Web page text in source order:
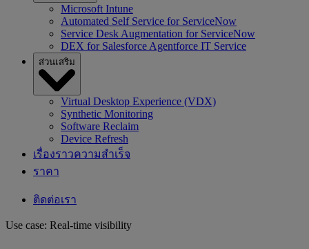
Microsoft Intune
Automated Self Service for ServiceNow
Service Desk Augmentation for ServiceNow
DEX for Salesforce Agentforce IT Service
ส่วนเสริม
Virtual Desktop Experience (VDX)
Synthetic Monitoring
Software Reclaim
Device Refresh
เรื่องราวความสำเร็จ
ราคา
ติดต่อเรา
Use case: Real-time visibility